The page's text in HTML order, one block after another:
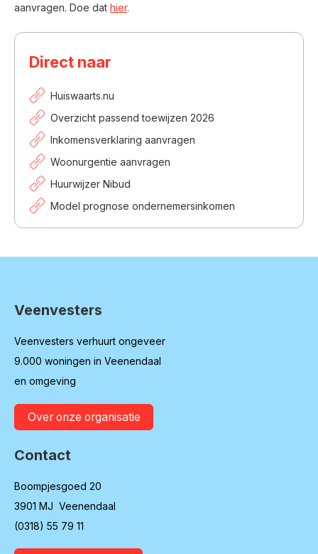
aanvragen. Doe dat hier.
Direct naar
Huiswaarts.nu
Overzicht passend toewijzen 2026
Inkomensverklaring aanvragen
Woonurgentie aanvragen
Huurwijzer Nibud
Model prognose ondernemersinkomen
Contactinformatie
Veenvesters
Veenvesters verhuurt ongeveer
9.000 woningen in Veenendaal
en omgeving
Over onze organisatie
Contact
Boompjesgoed 20
3901 MJ Veenendaal
(0318) 55 79 11